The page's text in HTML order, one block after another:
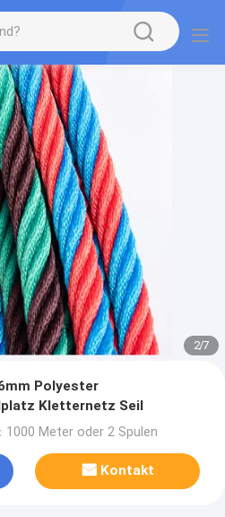
2/7
Polyester
Kletternetz Seil
1000 Meter oder 2 Spulen
Kontakt